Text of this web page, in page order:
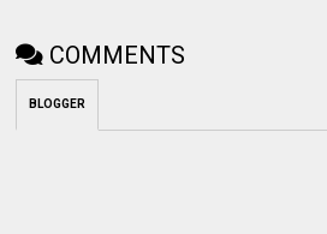
COMMENTS
BLOGGER